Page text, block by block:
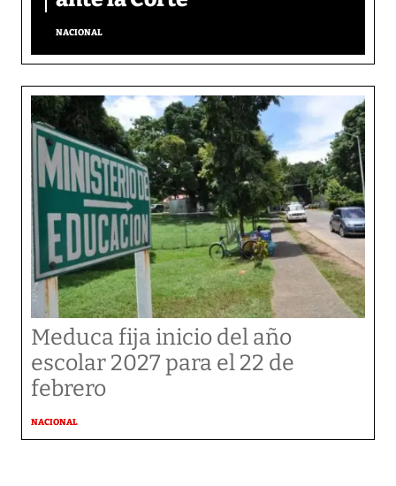
NACIONAL
Meduca fija inicio del año
escolar 2027 para el 22 de
febrero
NACIONAL